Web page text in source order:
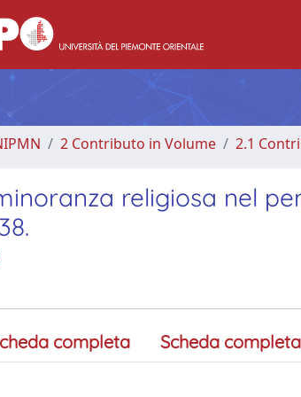
2 Contributo in Volume 2.1
religiosa nel
completa Scheda